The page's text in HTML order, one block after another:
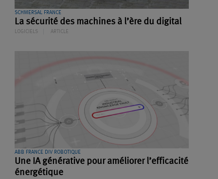
SCHMERSAL FRANCE
La sécurité des machines à l’ère du digital
LOGICIELS ARTICLE
ABB FRANCE DIV ROBOTIQUE
Une IA générative pour améliorer l’efficacité
énergétique